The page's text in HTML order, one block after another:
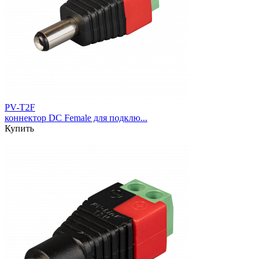
PV-T2F
коннектор DC Female для подклю...
Купить